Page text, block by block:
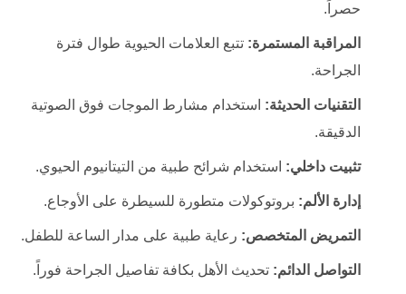
حصراً.
المراقبة المستمرة: تتبع العلامات الحيوية طوال فترة
الجراحة.
التقنيات الحديثة: استخدام مشارط الموجات فوق الصوتية
الدقيقة.
تثبيت داخلي: استخدام شرائح طبية من التيتانيوم الحيوي.
إدارة الألم: بروتوكولات متطورة للسيطرة على الأوجاع.
التمريض المتخصص: رعاية طبية على مدار الساعة للطفل.
التواصل الدائم: تحديث الأهل بكافة تفاصيل الجراحة فوراً.